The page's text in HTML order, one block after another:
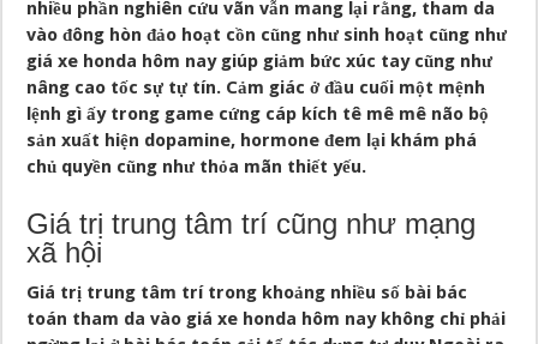
nhiều phần nghiên cứu vãn vẫn mang lại rằng, tham da
vào đông hòn đảo hoạt cồn cũng như sinh hoạt cũng như
giá xe honda hôm nay giúp giảm bức xúc tay cũng như
nâng cao tốc sự tự tín. Cảm giác ở đầu cuối một mệnh
lệnh gì ấy trong game cứng cáp kích tê mê mê não bộ
sản xuất hiện dopamine, hormone đem lại khám phá
chủ quyền cũng như thỏa mãn thiết yếu.
Giá trị trung tâm trí cũng như mạng
xã hội
Giá trị trung tâm trí trong khoảng nhiều số bài bác
toán tham da vào giá xe honda hôm nay không chỉ phải